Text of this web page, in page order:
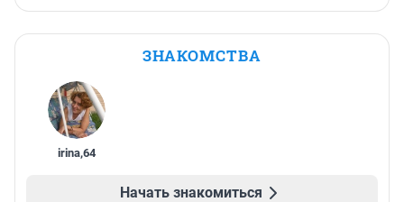
ЗНАКОМСТВА
irina,64
Начать знакомиться